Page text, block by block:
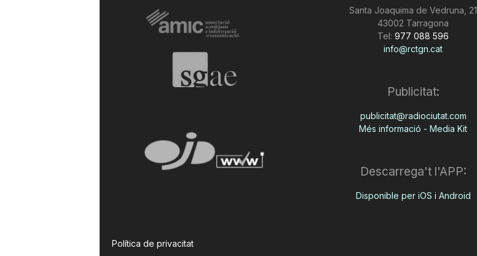
Política de privacitat
Santa Joaquima de Vedruna, 21
43002 Tarragona
Tel: 977 088 596
info@rctgn.cat
Publicitat:
publicitat@radiociutat.com
Més informació - Media Kit
Descarrega't l'APP:
Disponible per iOS i Android